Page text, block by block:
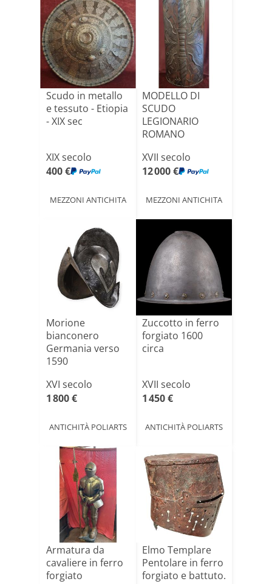
Scudo in metallo
e tessuto - Etiopia
- XIX sec
XIX secolo
400 €
MEZZONI ANTICHITA
MODELLO DI
SCUDO
LEGIONARIO
ROMANO
DEL XVII SECOLO
XVII secolo
12 000 €
MEZZONI ANTICHITA
Morione
bianconero
Germania verso
1590
XVI secolo
1 800 €
ANTICHITÀ POLIARTS
Zuccotto in ferro
forgiato 1600
circa
XVII secolo
1 450 €
ANTICHITÀ POLIARTS
Armatura da
cavaliere in ferro
forgiato
Elmo Templare
Pentolare in ferro
forgiato e battuto.